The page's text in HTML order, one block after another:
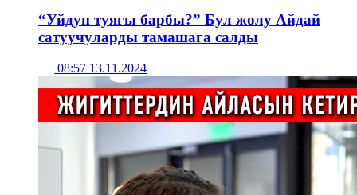
“Уйдун туягы барбы?” Бул жолу Айдай
сатуучуларды тамашага салды
08:57 13.11.2024